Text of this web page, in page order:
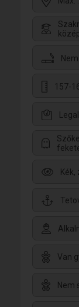
157-
Van
Nem